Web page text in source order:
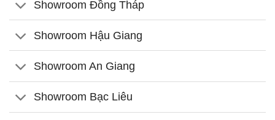
Showroom Đồng Tháp
Showroom Hậu Giang
Showroom An Giang
Showroom Bạc Liêu